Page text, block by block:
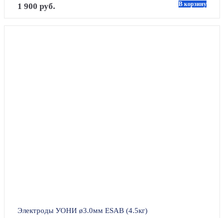
1 900 руб. В корзину
Электроды УОНИ ø3.0мм ESAB (4.5кг)